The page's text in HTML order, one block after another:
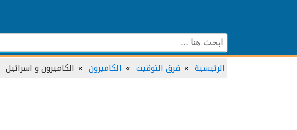
الرئيسية فرق التوقيت الكاميرون الكاميرون و اسرائيل